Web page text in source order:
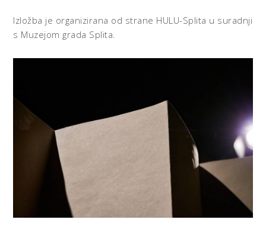
Izložba je organizirana od strane HULU-Splita u suradnji
s Muzejom grada Splita.